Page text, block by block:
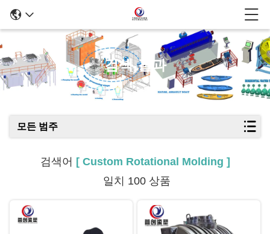
검색 결과
모든 범주
검색어 [ Custom Rotational Molding ]
일치 100 상품